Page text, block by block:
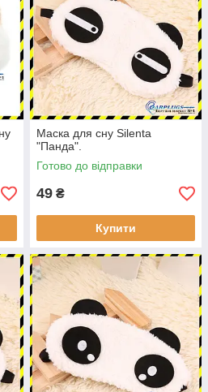
Маска для сну Silenta
"Панда".
Готово до відправки
49 ₴
Купити